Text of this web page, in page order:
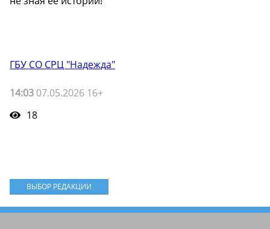
ГБУ СО СРЦ "Надежда"
14:03 07.05.2026 16+
18
ВЫБОР РЕДАКЦИИ